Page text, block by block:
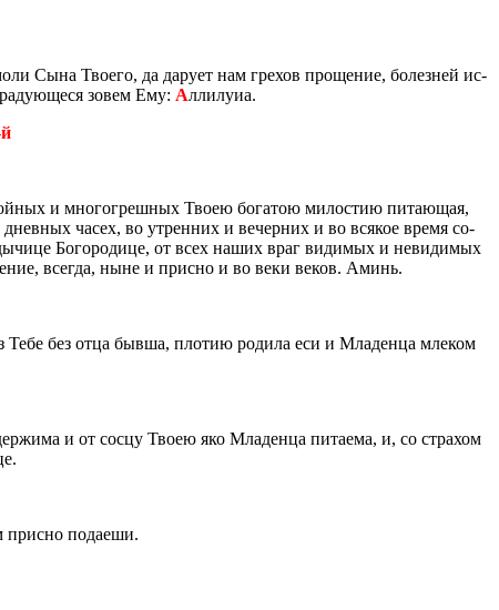
Сына Тво­е­го, да да­ру­ет нам гре­хов про­ще­ние, бо­лез­ней ис­
зовем Ему: Алли­лу­иа.
и мно­го­греш­ных Твоею бо­га­тою ми­ло­стию пи­та­ю­щая,
часех, во утрен­них и ве­чер­них и во вся­кое время со­
Бо­го­ро­ди­це, от всех наших враг ви­ди­мых и неви­ди­мых
все­гда, ныне и прис­но и во веки веков. Аминь.
Тебе без отца бывша, пло­тию ро­ди­ла еси и Мла­ден­ца мле­ком
и от сосцу Твоею яко Мла­ден­ца пи­та­е­ма, и, со стра­хом
прис­но по­да­е­ши.